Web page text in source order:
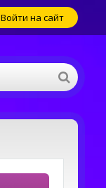
Войти на сайт